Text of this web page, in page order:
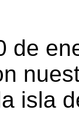
de
isla